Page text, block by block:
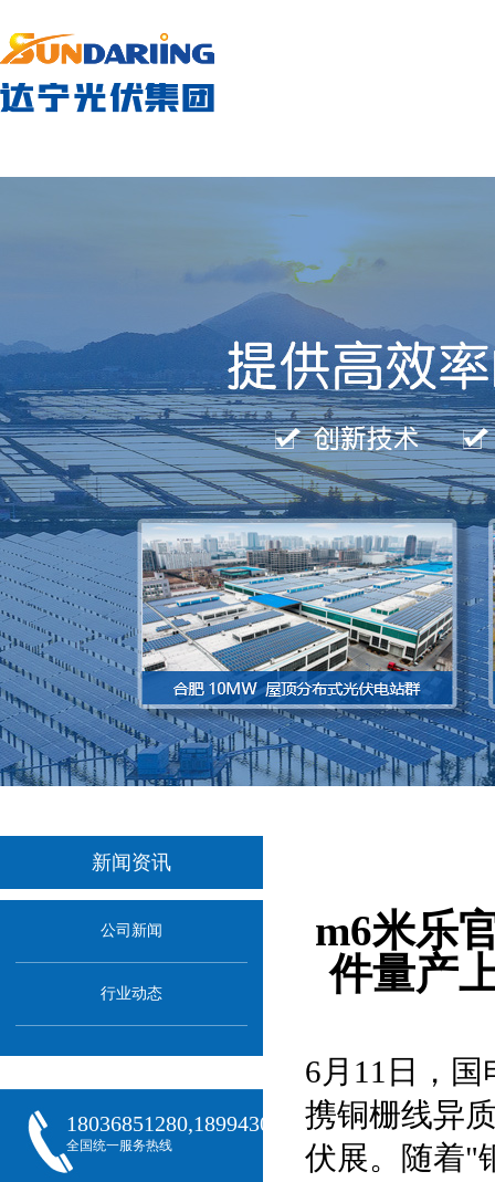
新闻资讯
公司新闻
行业动态
18036851280,18994301288,18068407382
全国统一服务热线
m6米乐
件量产
6月11日，
携铜栅线异
伏展。随着"